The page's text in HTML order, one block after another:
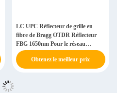
LC UPC Réflecteur de grille en
fibre de Bragg OTDR Réflecteur
FBG 1650nm Pour le réseau
optique ONU
Obtenez le meilleur prix